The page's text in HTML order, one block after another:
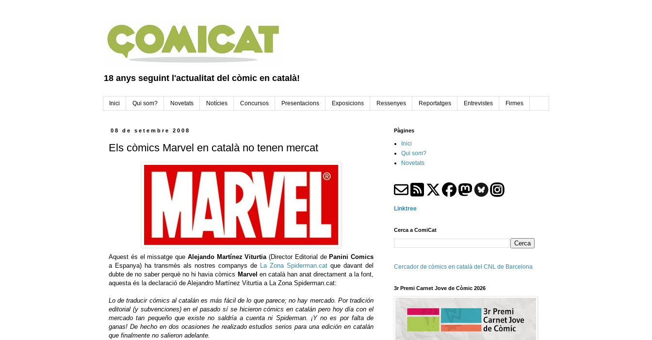
18 anys seguint l'actualitat del còmic en català!
Inici Qui som? Novetats Notícies Concursos Presentacions Exposicions Ressenyes Reportatges Entrevistes Firmes
08 de setembre 2008
Els còmics Marvel en català no tenen mercat
Aquest és el missatge que Alejando Martínez Viturtia(Director Editorial de Panini Comics
a Espanya) ha transmès als nostres companys de La Zona Spiderman.cat que davant del
dubte de no saber perquè no hi havia còmics Marvel en català han anat directament a la font,
aquesta és la declaració de Alejandro Martínez Viturtia a La Zona Spiderman.cat:
Lo de traducir cómics al catalán es más fácil de lo que parece; no hay mercado. Por tradición
editorial (y subvenciones) en el pasado sí se hicieron cómics en catalán pero hoy día con el
mercado tan pequeño que existe no saldría a cuenta ni Spiderman. ¡Y no es por falta de
ganas! De hecho en dos ocasiones he realizado estudios serios para una edición en catalán
que finalmente no salieron adelante.
Pàgines
Inici
Qui som?
Novetats
Linktree
Cerca a ComiCat
Cercador de còmics en català del CNL de Barcelona
3r Premi Carnet Jove de Còmic 2026